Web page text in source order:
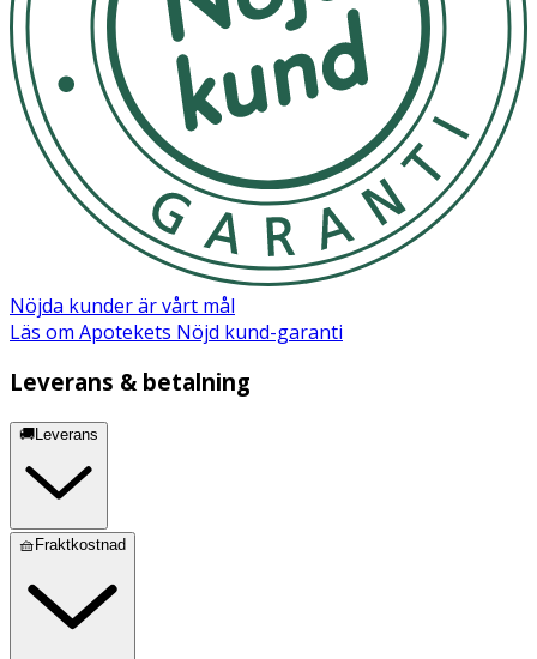
Nöjda kunder är vårt mål
Läs om Apotekets Nöjd kund-garanti
Leverans & betalning
🚚Leverans
🧺Fraktkostnad